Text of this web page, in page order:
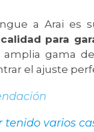
a Arai es
para
gama
el ajuste
tenido varios